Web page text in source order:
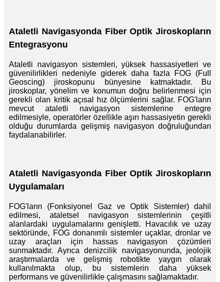
Ataletli Navigasyonda Fiber Optik Jiroskopların
Entegrasyonu
Ataletli navigasyon sistemleri, yüksek hassasiyetleri ve
güvenilirlikleri nedeniyle giderek daha fazla FOG (Full
Geoscing) jiroskopunu bünyesine katmaktadır. Bu
jiroskoplar, yönelim ve konumun doğru belirlenmesi için
gerekli olan kritik açısal hız ölçümlerini sağlar. FOG'ların
mevcut ataletli navigasyon sistemlerine entegre
edilmesiyle, operatörler özellikle aşırı hassasiyetin gerekli
olduğu durumlarda gelişmiş navigasyon doğruluğundan
faydalanabilirler.
Ataletli Navigasyonda Fiber Optik Jiroskopların
Uygulamaları
FOG'ların (Fonksiyonel Gaz ve Optik Sistemler) dahil
edilmesi, ataletsel navigasyon sistemlerinin çeşitli
alanlardaki uygulamalarını genişletti. Havacılık ve uzay
sektöründe, FOG donanımlı sistemler uçaklar, dronlar ve
uzay araçları için hassas navigasyon çözümleri
sunmaktadır. Ayrıca denizcilik navigasyonunda, jeolojik
araştırmalarda ve gelişmiş robotikte yaygın olarak
kullanılmakta olup, bu sistemlerin daha yüksek
performans ve güvenilirlikle çalışmasını sağlamaktadır.